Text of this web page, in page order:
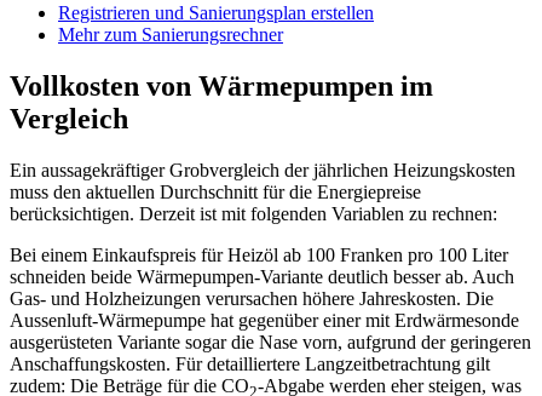
Registrieren und Sanierungsplan erstellen
Mehr zum Sanierungsrechner
Vollkosten von Wärmepumpen im
Vergleich
Ein aussagekräftiger Grobvergleich der jährlichen Heizungskosten
muss den aktuellen Durchschnitt für die Energiepreise
berücksichtigen. Derzeit ist mit folgenden Variablen zu rechnen:
Bei einem Einkaufspreis für Heizöl ab 100 Franken pro 100 Liter
schneiden beide Wärmepumpen-Variante deutlich besser ab. Auch
Gas- und Holzheizungen verursachen höhere Jahreskosten. Die
Aussenluft-Wärmepumpe hat gegenüber einer mit Erdwärmesonde
ausgerüsteten Variante sogar die Nase vorn, aufgrund der geringeren
Anschaffungskosten. Für detailliertere Langzeitbetrachtung gilt
zudem: Die Beträge für die CO2-Abgabe werden eher steigen, was